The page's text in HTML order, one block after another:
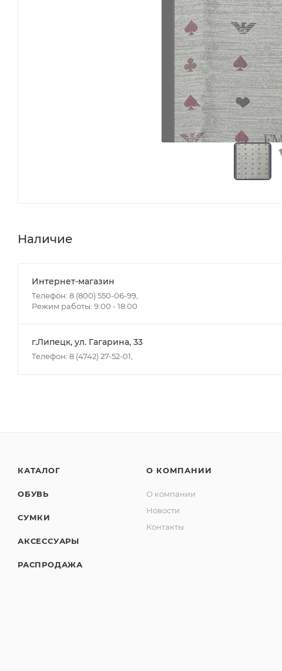
Наличие
Интернет-магазин
Телефон: 8 (800) 550-06-99,
Режим работы: 9:00 - 18:00
г.Липецк, ул. Гагарина, 33
Телефон: 8 (4742) 27-52-01,
КАТАЛОГ
ОБУВЬ
СУМКИ
АКСЕССУАРЫ
РАСПРОДАЖА
О КОМПАНИИ
О компании
Новости
Контакты